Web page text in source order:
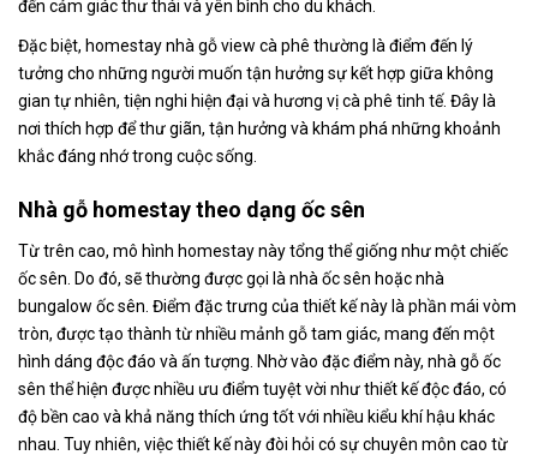
đến cảm giác thư thái và yên bình cho du khách.
Đặc biệt, homestay nhà gỗ view cà phê thường là điểm đến lý
tưởng cho những người muốn tận hưởng sự kết hợp giữa không
gian tự nhiên, tiện nghi hiện đại và hương vị cà phê tinh tế. Đây là
nơi thích hợp để thư giãn, tận hưởng và khám phá những khoảnh
khắc đáng nhớ trong cuộc sống.
Nhà gỗ homestay theo dạng ốc sên
Từ trên cao, mô hình homestay này tổng thể giống như một chiếc
ốc sên. Do đó, sẽ thường được gọi là nhà ốc sên hoặc nhà
bungalow ốc sên. Điểm đặc trưng của thiết kế này là phần mái vòm
tròn, được tạo thành từ nhiều mảnh gỗ tam giác, mang đến một
hình dáng độc đáo và ấn tượng. Nhờ vào đặc điểm này, nhà gỗ ốc
sên thể hiện được nhiều ưu điểm tuyệt vời như thiết kế độc đáo, có
độ bền cao và khả năng thích ứng tốt với nhiều kiểu khí hậu khác
nhau. Tuy nhiên, việc thiết kế này đòi hỏi có sự chuyên môn cao từ